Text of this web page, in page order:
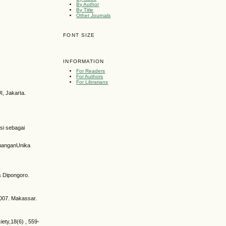
By Author
By Title
Other Journals
FONT SIZE
INFORMATION
For Readers
For Authors
For Librarians
Jakarta.
sebagai
Makassar.
, 559-